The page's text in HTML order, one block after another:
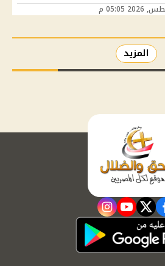
المزيد
twitter
youtube
instagram